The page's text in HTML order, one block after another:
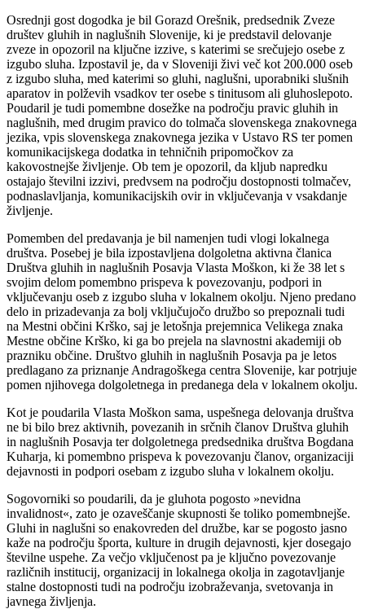
Osrednji gost dogodka je bil Gorazd Orešnik, predsednik Zveze
društev gluhih in naglušnih Slovenije, ki je predstavil delovanje
zveze in opozoril na ključne izzive, s katerimi se srečujejo osebe z
izgubo sluha. Izpostavil je, da v Sloveniji živi več kot 200.000 oseb
z izgubo sluha, med katerimi so gluhi, naglušni, uporabniki slušnih
aparatov in polževih vsadkov ter osebe s tinitusom ali gluhoslepoto.
Poudaril je tudi pomembne dosežke na področju pravic gluhih in
naglušnih, med drugim pravico do tolmača slovenskega znakovnega
jezika, vpis slovenskega znakovnega jezika v Ustavo RS ter pomen
komunikacijskega dodatka in tehničnih pripomočkov za
kakovostnejše življenje. Ob tem je opozoril, da kljub napredku
ostajajo številni izzivi, predvsem na področju dostopnosti tolmačev,
podnaslavljanja, komunikacijskih ovir in vključevanja v vsakdanje
življenje.
Pomemben del predavanja je bil namenjen tudi vlogi lokalnega
društva. Posebej je bila izpostavljena dolgoletna aktivna članica
Društva gluhih in naglušnih Posavja Vlasta Moškon, ki že 38 let s
svojim delom pomembno prispeva k povezovanju, podpori in
vključevanju oseb z izgubo sluha v lokalnem okolju. Njeno predano
delo in prizadevanja za bolj vključujočo družbo so prepoznali tudi
na Mestni občini Krško, saj je letošnja prejemnica Velikega znaka
Mestne občine Krško, ki ga bo prejela na slavnostni akademiji ob
prazniku občine. Društvo gluhih in naglušnih Posavja pa je letos
predlagano za priznanje Andragoškega centra Slovenije, kar potrjuje
pomen njihovega dolgoletnega in predanega dela v lokalnem okolju.
Kot je poudarila Vlasta Moškon sama, uspešnega delovanja društva
ne bi bilo brez aktivnih, povezanih in srčnih članov Društva gluhih
in naglušnih Posavja ter dolgoletnega predsednika društva Bogdana
Kuharja, ki pomembno prispeva k povezovanju članov, organizaciji
dejavnosti in podpori osebam z izgubo sluha v lokalnem okolju.
Sogovorniki so poudarili, da je gluhota pogosto »nevidna
invalidnost«, zato je ozaveščanje skupnosti še toliko pomembnejše.
Gluhi in naglušni so enakovreden del družbe, kar se pogosto jasno
kaže na področju športa, kulture in drugih dejavnosti, kjer dosegajo
številne uspehe. Za večjo vključenost pa je ključno povezovanje
različnih institucij, organizacij in lokalnega okolja in zagotavljanje
stalne dostopnosti tudi na področju izobraževanja, svetovanja in
javnega življenja.